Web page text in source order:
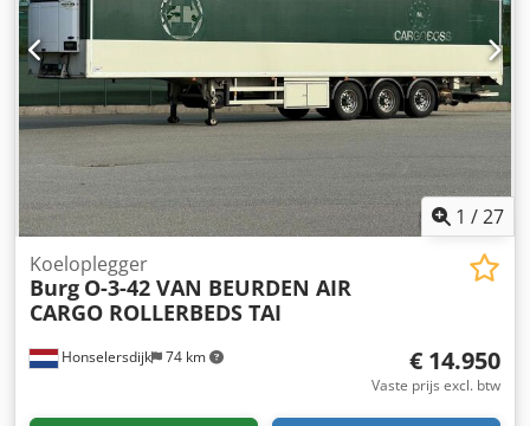
1 /27
Honselersdijk 74 km
Koeloplegger
Burg O-3-42 VAN BEURDEN AIR
CARGO ROLLERBEDS TAI
€ 14.950
Vaste prijs excl. btw